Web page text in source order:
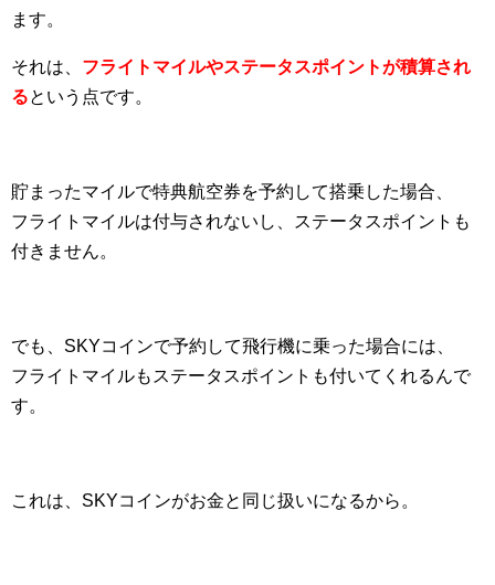
ます。
それは、 フライトマイルやステータスポイントが積算され
るという点です。
貯まったマイルで特典航空券を予約して搭乗した場合、
フライトマイルは付与されないし、ステータスポイントも
付きません。
でも、SKYコインで予約して飛行機に乗った場合には、
フライトマイルもステータスポイントも付いてくれるんで
す。
これは、SKYコインがお金と同じ扱いになるから。